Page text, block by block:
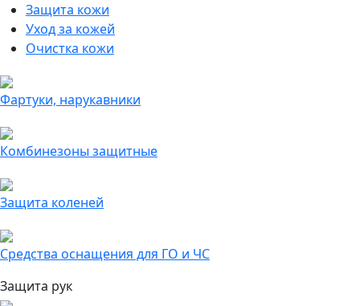
Защита кожи
Уход за кожей
Очистка кожи
Фартуки, нарукавники
Комбинезоны защитные
Защита коленей
Средства оснащения для ГО и ЧС
Защита рук